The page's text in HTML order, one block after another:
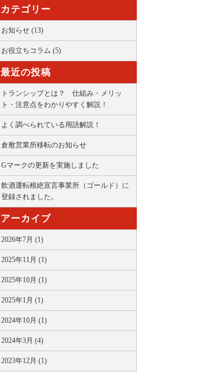
カテゴリー
お知らせ (13)
お役立ちコラム (5)
最近の投稿
トランシップとは？ 仕組み・メリッ
ト・注意点をわかりやすく解説！
よく調べられている用語解説！
倉敷営業所移転のお知らせ
Gマークの更新を実施しました
飲酒運転根絶宣言事業所（ゴールド）に
登録されました。
アーカイブ
2026年7月 (1)
2025年11月 (1)
2025年10月 (1)
2025年1月 (1)
2024年10月 (1)
2024年3月 (4)
2023年12月 (1)